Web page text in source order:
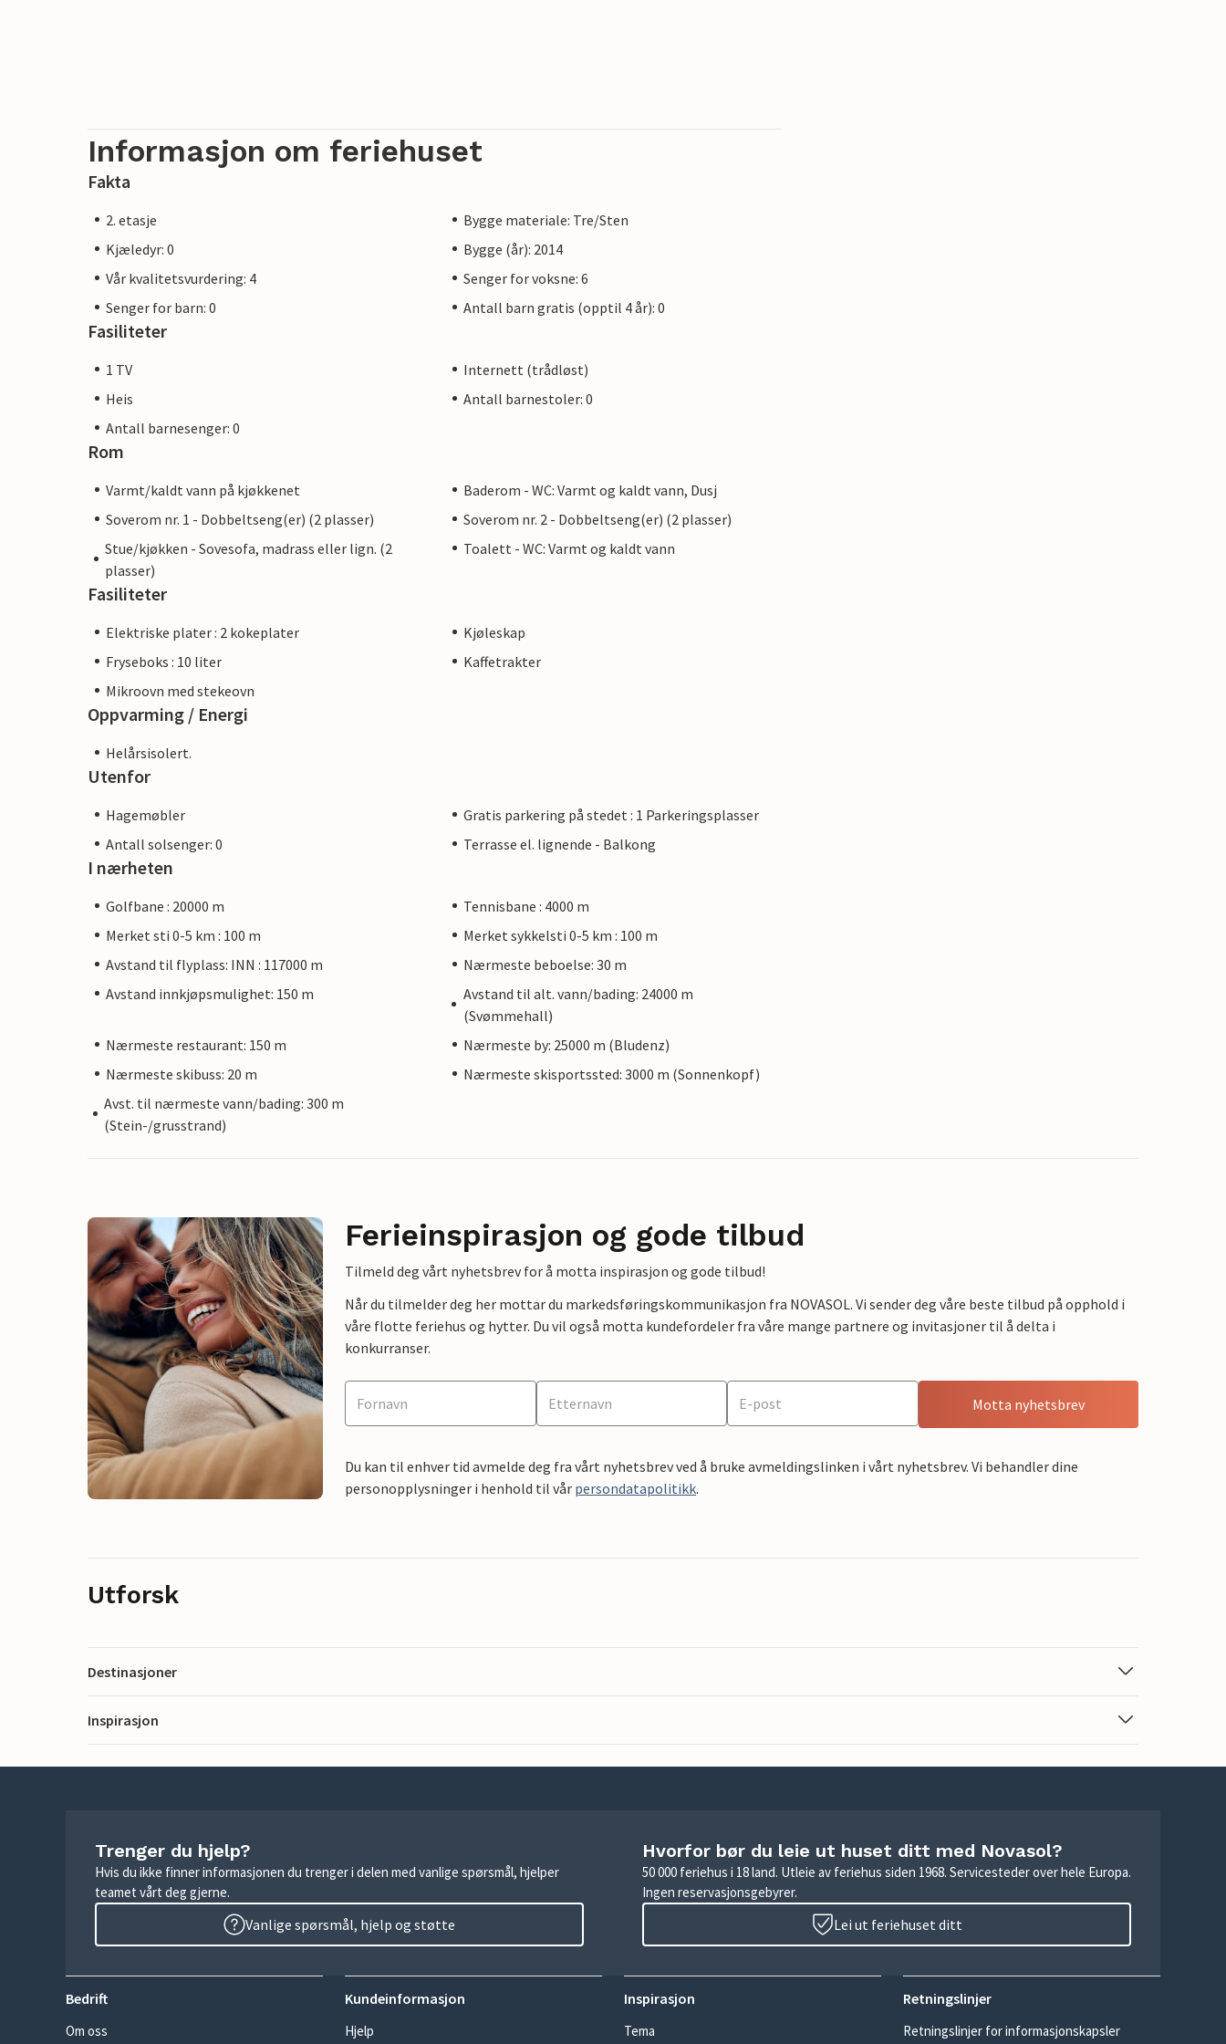
Informasjon om feriehuset
Fakta
2. etasje
Bygge materiale: Tre/Sten
Kjæledyr: 0
Bygge (år): 2014
Vår kvalitetsvurdering: 4
Senger for voksne: 6
Senger for barn: 0
Antall barn gratis (opptil 4 år): 0
Fasiliteter
1 TV
Internett (trådløst)
Heis
Antall barnestoler: 0
Antall barnesenger: 0
Rom
Varmt/kaldt vann på kjøkkenet
Baderom - WC: Varmt og kaldt vann, Dusj
Soverom nr. 1 - Dobbeltseng(er) (2 plasser)
Soverom nr. 2 - Dobbeltseng(er) (2 plasser)
Stue/kjøkken - Sovesofa, madrass eller lign. (2
plasser)
Toalett - WC: Varmt og kaldt vann
Fasiliteter
Elektriske plater : 2 kokeplater
Kjøleskap
Fryseboks : 10 liter
Kaffetrakter
Mikroovn med stekeovn
Oppvarming / Energi
Helårsisolert.
Utenfor
Hagemøbler
Gratis parkering på stedet : 1 Parkeringsplasser
Antall solsenger: 0
Terrasse el. lignende - Balkong
I nærheten
Golfbane : 20000 m
Tennisbane : 4000 m
Merket sti 0-5 km : 100 m
Merket sykkelsti 0-5 km : 100 m
Avstand til flyplass: INN : 117000 m
Nærmeste beboelse: 30 m
Avstand innkjøpsmulighet: 150 m
Avstand til alt. vann/bading: 24000 m
(Svømmehall)
Nærmeste restaurant: 150 m
Nærmeste by: 25000 m (Bludenz)
Nærmeste skibuss: 20 m
Nærmeste skisportssted: 3000 m (Sonnenkopf)
Avst. til nærmeste vann/bading: 300 m
(Stein-/grusstrand)
Ferieinspirasjon og gode tilbud
Tilmeld deg vårt nyhetsbrev for å motta inspirasjon og gode tilbud!
Når du tilmelder deg her mottar du markedsføringskommunikasjon fra NOVASOL. Vi sender deg våre beste tilbud på opphold i
våre flotte feriehus og hytter. Du vil også motta kundefordeler fra våre mange partnere og invitasjoner til å delta i
konkurranser.
Motta nyhetsbrev
Du kan til enhver tid avmelde deg fra vårt nyhetsbrev ved å bruke avmeldingslinken i vårt nyhetsbrev. Vi behandler dine
personopplysninger i henhold til vår persondatapolitikk.
Utforsk
Destinasjoner
Inspirasjon
Trenger du hjelp?
Hvis du ikke finner informasjonen du trenger i delen med vanlige spørsmål, hjelper
teamet vårt deg gjerne.
Vanlige spørsmål, hjelp og støtte
Hvorfor bør du leie ut huset ditt med Novasol?
50 000 feriehus i 18 land. Utleie av feriehus siden 1968. Servicesteder over hele Europa.
Ingen reservasjonsgebyrer.
Lei ut feriehuset ditt
Bedrift
Om oss
Kundeinformasjon
Hjelp
Inspirasjon
Tema
Retningslinjer
Retningslinjer for informasjonskapsler